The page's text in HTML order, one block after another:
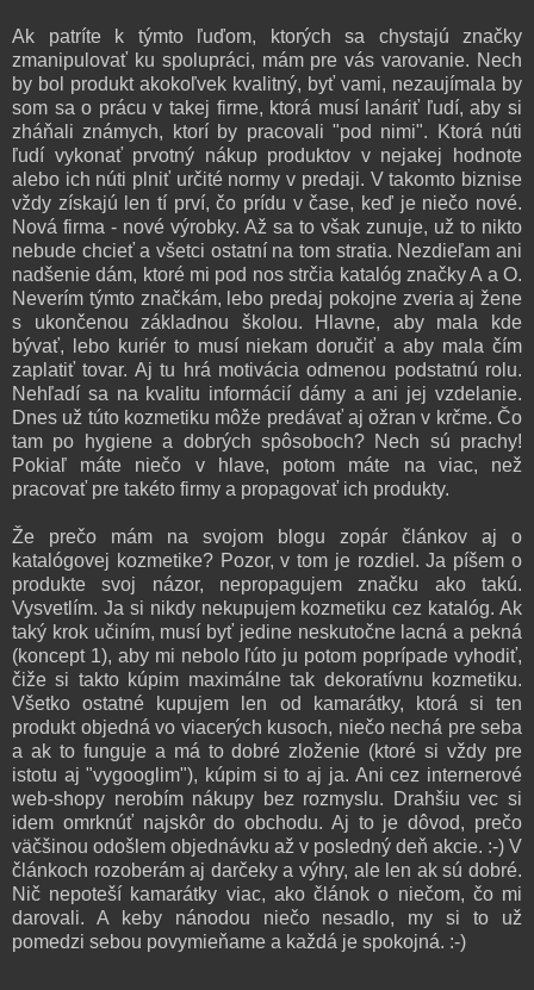
Ak patríte k týmto ľuďom, ktorých sa chystajú značky
zmanipulovať ku spolupráci, mám pre vás varovanie. Nech
by bol produkt akokoľvek kvalitný, byť vami, nezaujímala by
som sa o prácu v takej firme, ktorá musí lanáriť ľudí, aby si
zháňali známych, ktorí by pracovali "pod nimi". Ktorá núti
ľudí vykonať prvotný nákup produktov v nejakej hodnote
alebo ich núti plniť určité normy v predaji. V takomto biznise
vždy získajú len tí prví, čo prídu v čase, keď je niečo nové.
Nová firma - nové výrobky. Až sa to však zunuje, už to nikto
nebude chcieť a všetci ostatní na tom stratia. Nezdieľam ani
nadšenie dám, ktoré mi pod nos strčia katalóg značky A a O.
Neverím týmto značkám, lebo predaj pokojne zveria aj žene
s ukončenou základnou školou. Hlavne, aby mala kde
bývať, lebo kuriér to musí niekam doručiť a aby mala čím
zaplatiť tovar. Aj tu hrá motivácia odmenou podstatnú rolu.
Nehľadí sa na kvalitu informácií dámy a ani jej vzdelanie.
Dnes už túto kozmetiku môže predávať aj ožran v krčme. Čo
tam po hygiene a dobrých spôsoboch? Nech sú prachy!
Pokiaľ máte niečo v hlave, potom máte na viac, než
pracovať pre takéto firmy a propagovať ich produkty.
Že prečo mám na svojom blogu zopár článkov aj o
katalógovej kozmetike? Pozor, v tom je rozdiel. Ja píšem o
produkte svoj názor, nepropagujem značku ako takú.
Vysvetlím. Ja si nikdy nekupujem kozmetiku cez katalóg. Ak
taký krok učiním, musí byť jedine neskutočne lacná a pekná
(koncept 1), aby mi nebolo ľúto ju potom poprípade vyhodiť,
čiže si takto kúpim maximálne tak dekoratívnu kozmetiku.
Všetko ostatné kupujem len od kamarátky, ktorá si ten
produkt objedná vo viacerých kusoch, niečo nechá pre seba
a ak to funguje a má to dobré zloženie (ktoré si vždy pre
istotu aj "vygooglim"), kúpim si to aj ja. Ani cez internerové
web-shopy nerobím nákupy bez rozmyslu. Drahšiu vec si
idem omrknúť najskôr do obchodu. Aj to je dôvod, prečo
väčšinou odošlem objednávku až v posledný deň akcie. :-) V
článkoch rozoberám aj darčeky a výhry, ale len ak sú dobré.
Nič nepoteší kamarátky viac, ako článok o niečom, čo mi
darovali. A keby nánodou niečo nesadlo, my si to už
pomedzi sebou povymieňame a každá je spokojná. :-)